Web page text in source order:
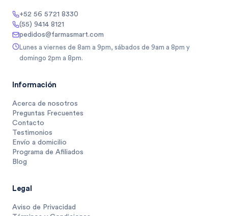
+52 56 5721 8330
(55) 9414 8121
pedidos@farmasmart.com
Lunes a viernes de 8am a 9pm, sábados de 9am a 8pm y
domingo 2pm a 8pm.
Información
Acerca de nosotros
Preguntas Frecuentes
Contacto
Testimonios
Envío a domicilio
Programa de Afiliados
Blog
Legal
Aviso de Privacidad